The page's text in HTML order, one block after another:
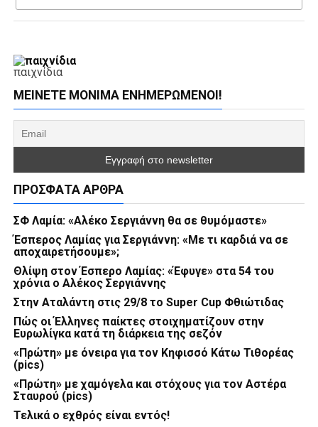
παιχνίδια
ΜΕΊΝΕΤΕ ΜΌΝΙΜΑ ΕΝΗΜΕΡΏΜΕΝΟΙ!
ΠΡΌΣΦΑΤΑ ΆΡΘΡΑ
ΣΦ Λαμία: «Αλέκο Σεργιάννη θα σε θυμόμαστε»
Έσπερος Λαμίας για Σεργιάννη: «Με τι καρδιά να σε
αποχαιρετήσουμε»;
Θλίψη στον Έσπερο Λαμίας: «Έφυγε» στα 54 του
χρόνια ο Αλέκος Σεργιάννης
Στην Αταλάντη στις 29/8 το Super Cup Φθιώτιδας
Πώς οι Έλληνες παίκτες στοιχηματίζουν στην
Ευρωλίγκα κατά τη διάρκεια της σεζόν
«Πρώτη» με όνειρα για τον Κηφισσό Κάτω Τιθορέας
(pics)
«Πρώτη» με χαμόγελα και στόχους για τον Αστέρα
Σταυρού (pics)
Τελικά ο εχθρός είναι εντός!